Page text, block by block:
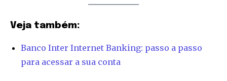
Veja também:
Banco Inter Internet Banking: passo a passo
para acessar a sua conta